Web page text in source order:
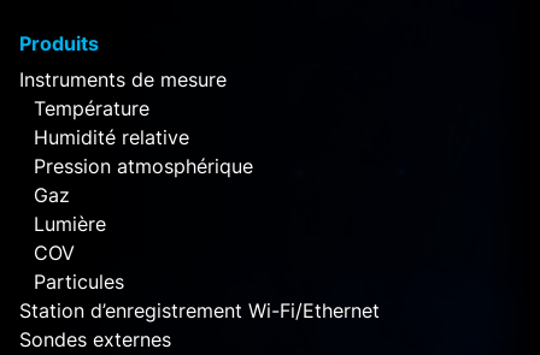
Produits
Instruments de mesure
Température
Humidité relative
Pression atmosphérique
Gaz
Lumière
COV
Particules
Station d’enregistrement Wi-Fi/Ethernet
Sondes externes